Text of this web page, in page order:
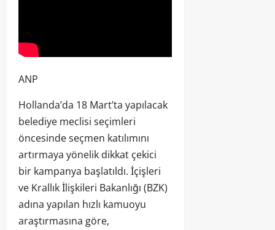
ANP
Hollanda’da 18 Mart’ta yapılacak
belediye meclisi seçimleri
öncesinde seçmen katılımını
artırmaya yönelik dikkat çekici
bir kampanya başlatıldı. İçişleri
ve Krallık İlişkileri Bakanlığı (BZK)
adına yapılan hızlı kamuoyu
araştırmasına göre,